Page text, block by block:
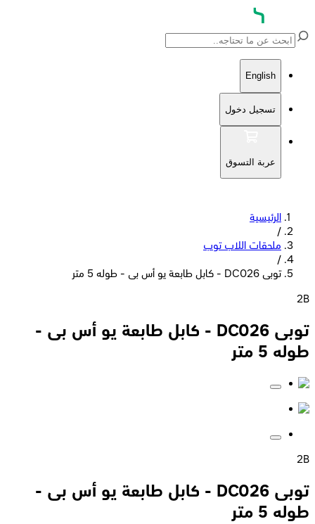
English
تسجيل دخول
عربة التسوق
الرئيسية
/
ملحقات اللاب توب
/
توبى DC026 - كابل طابعة يو أس بى - طوله 5 متر
2B
توبى DC026 - كابل طابعة يو أس بى -
طوله 5 متر
2B
توبى DC026 - كابل طابعة يو أس بى -
طوله 5 متر